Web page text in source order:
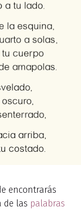
encontrarás
de las palabras